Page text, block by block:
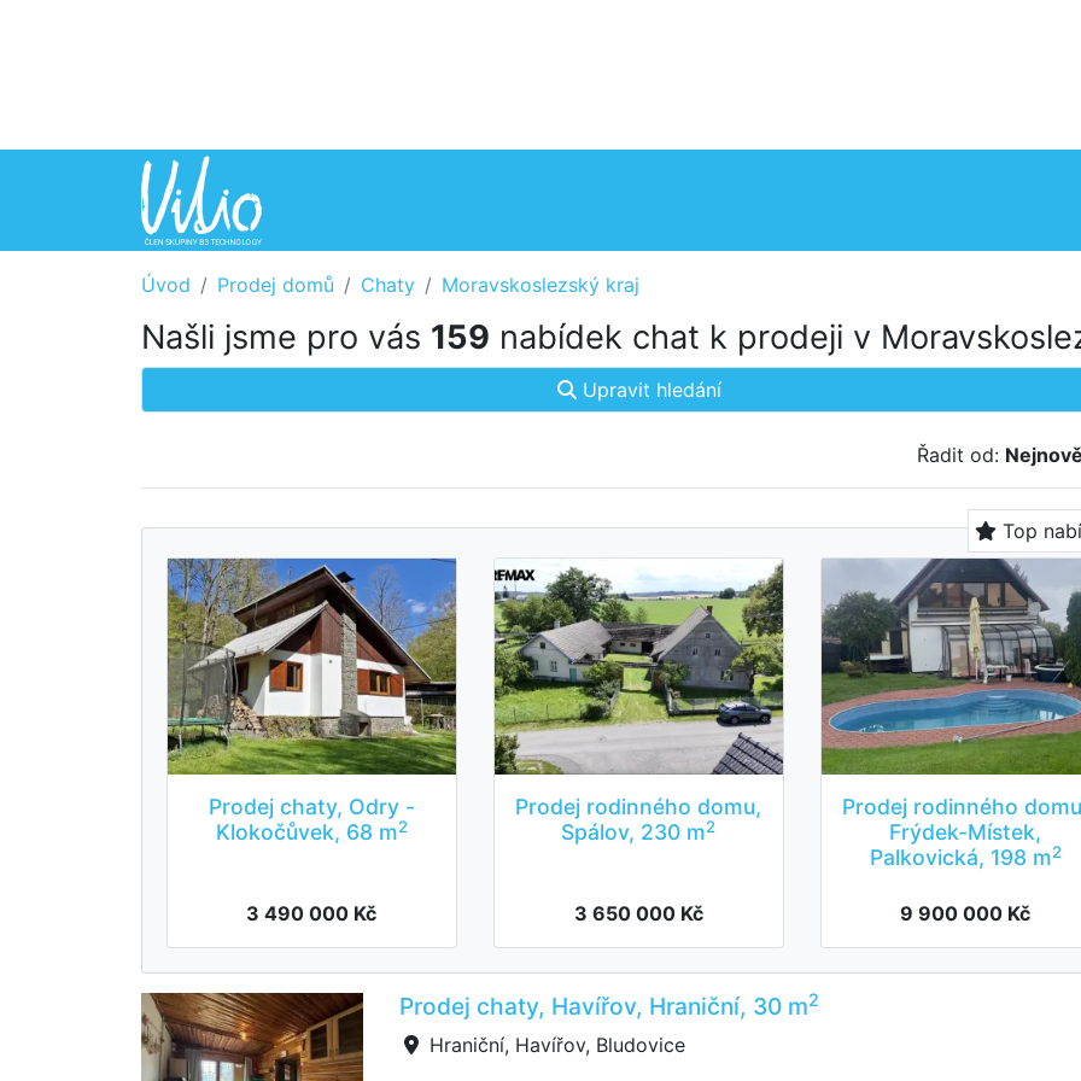
Úvod Prodej domů Chaty Moravskoslezský kraj
Našli jsme pro vás 159 nabídek chat k prodeji v
Upravit hledání
Řadit od:
Top
Prodej chaty, Odry -
Klokočůvek, 68 m2
3 490 000 Kč
Prodej rodinného domu,
Spálov, 230 m2
3 650 000 Kč
Prodej rodinného
Frýdek-Místek,
Palkovická, 198 m2
9 900 000 Kč
Prodej chaty, Havířov, Hraniční, 30 m2
Hraniční, Havířov, Bludovice